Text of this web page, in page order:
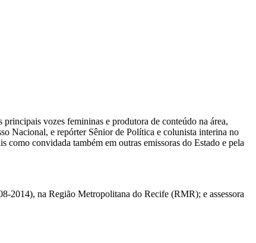
vozes femininas e produtora de conteúdo na área,
Nacional, e repórter Sênior de Política e colunista interina no
convidada também em outras emissoras do Estado e pela
2014), na Região Metropolitana do Recife (RMR); e assessora